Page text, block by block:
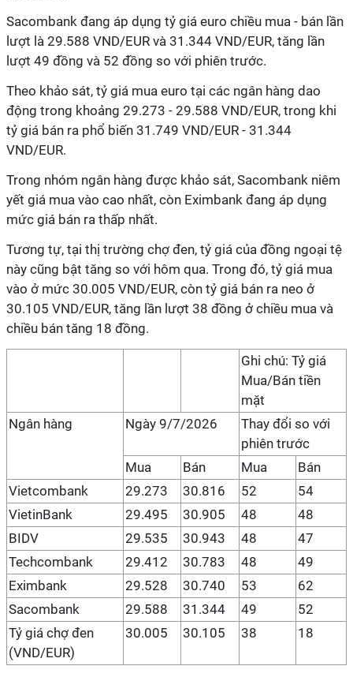
Sacombank đang áp dụng tỷ giá euro chiều mua - bán lần
lượt là 29.588 VND/EUR và 31.344 VND/EUR, tăng lần
lượt 49 đồng và 52 đồng so với phiên trước.
Theo khảo sát, tỷ giá mua euro tại các ngân hàng dao
động trong khoảng 29.273 - 29.588 VND/EUR, trong khi
tỷ giá bán ra phổ biến 31.749 VND/EUR - 31.344
VND/EUR.
Trong nhóm ngân hàng được khảo sát, Sacombank niêm
yết giá mua vào cao nhất, còn Eximbank đang áp dụng
mức giá bán ra thấp nhất.
Tương tự, tại thị trường chợ đen, tỷ giá của đồng ngoại tệ
này cũng bật tăng so với hôm qua. Trong đó, tỷ giá mua
vào ở mức 30.005 VND/EUR, còn tỷ giá bán ra neo ở
30.105 VND/EUR, tăng lần lượt 38 đồng ở chiều mua và
chiều bán tăng 18 đồng.
Ghi chú: Tỷ giá
Mua/Bán tiền
mặt
Ngân hàng
Ngày 9/7/2026
Thay đổi so với
phiên trước
Mua
Bán Mua
Bán
Vietcombank
29.273 30.816 52
54
VietinBank
29.495 30.905 48
48
BIDV
29.535 30.943 48
47
Techcombank
29.412 30.783 48
49
Eximbank
29.528 30.740 53
62
Sacombank
29.588 31.344 49
52
Tỷ giá chợ đen
(VND/EUR)
30.005 30.105 38 18